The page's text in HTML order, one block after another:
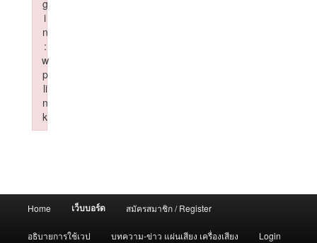
Home เว็บบอร์ด สมัครสมาชิก / Register
อธิบายการใช้เวป บทความ-ข่าว แผ่นเสียง เครื่องเสียง Login
g
i
n
:
w
p
li
n
k
Failed to initialize plugin: wplink